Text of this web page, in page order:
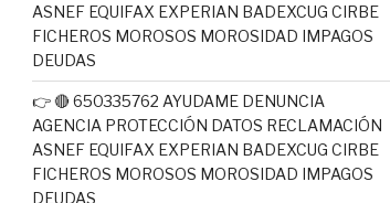
ASNEF EQUIFAX EXPERIAN BADEXCUG CIRBE
FICHEROS MOROSOS MOROSIDAD IMPAGOS
DEUDAS
👉 🔴 650335762 AYUDAME DENUNCIA
AGENCIA PROTECCIÓN DATOS RECLAMACIÓN
ASNEF EQUIFAX EXPERIAN BADEXCUG CIRBE
FICHEROS MOROSOS MOROSIDAD IMPAGOS
DEUDAS